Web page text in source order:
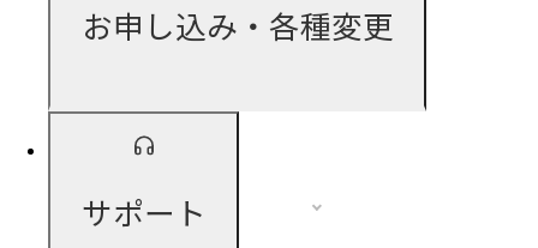
お申し込み・各種変更
サポート